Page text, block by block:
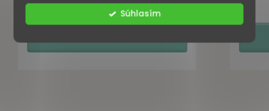
Súhlasím